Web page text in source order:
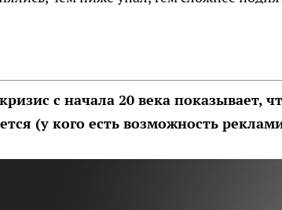
с начала 20 века показывает,
(у кого есть возможность